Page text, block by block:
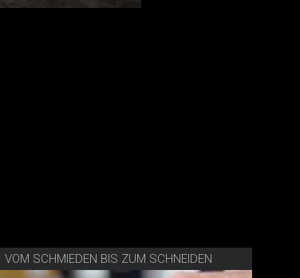
SCHMIEDEN BIS ZUM SCHNEIDEN